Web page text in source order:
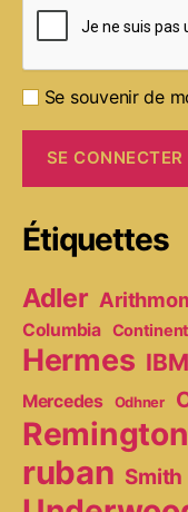
Se souvenir de
Étiquettes
Adler
Columbia
Hermes IBM
Mercedes
Odhner
Remington
ruban Smith